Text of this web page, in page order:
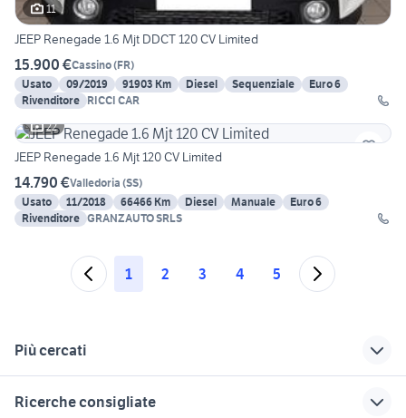
11
JEEP Renegade 1.6 Mjt DDCT 120 CV Limited
15.900 €Cassino(FR)
Usato
09/2019 91903 Km Diesel Sequenziale
Euro 6
Rivenditore RICCI CAR
22
JEEP Renegade 1.6 Mjt 120 CV Limited
14.790 €Valledoria (SS)
Usato
11/2018 66466 Km Diesel Manuale
Euro 6
Rivenditore GRANZAUTO SRLS
1 2 3 4 5
Più cercati
Ricerche consigliate